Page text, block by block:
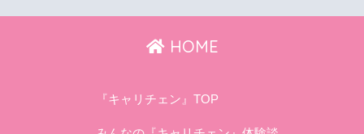
HOME
『キャリチェン』TOP